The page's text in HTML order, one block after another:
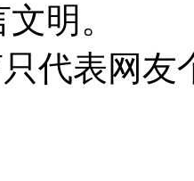
明。
代表网友